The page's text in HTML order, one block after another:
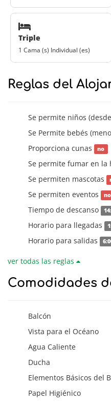
Triple
1 Cama (s) Individual (es)
Reglas del
Se permite niños
Se Permite bebés
Proporciona cunas no
Se permite fumar en la
Se permiten mascotas
Se permiten eventos no
Tiempo de descanso
Horario para llegadas
Horario para salidas
ver todas las reglas
Comodidades
Balcón
Vista para el Océano
Agua Caliente
Ducha
Elementos Básicos del
Papel Higiénico